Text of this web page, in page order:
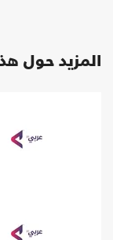
المزيد حول